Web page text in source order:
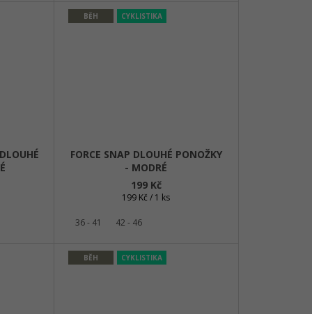
BĚH CYKLISTIKA
FORCE SNAP DLOUHÉ PONOŽKY
- MODRÉ
199 Kč
Měrná
199 Kč / 1 ks
36 - 41 42 - 46
BĚH CYKLISTIKA